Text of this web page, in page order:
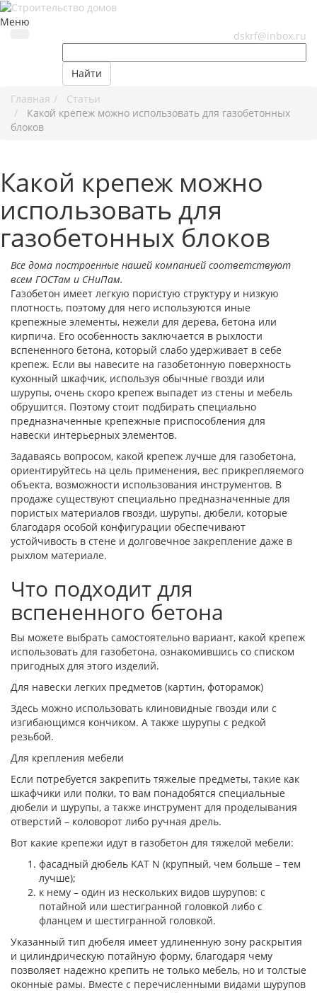
Меню
dskrf@inbox.ru
Найти
Главная
Статьи
Какой крепеж можно использовать для газобетонных
блоков
Какой крепеж можно
использовать для
газобетонных блоков
Все дома построенные нашей компанией соответствуют
всем ГОСТам и СНиПам.
Газобетон имеет легкую пористую структуру и низкую
плотность, поэтому для него используются иные
крепежные элементы, нежели для дерева, бетона или
кирпича. Его особенность заключается в рыхлости
вспененного бетона, который слабо удерживает в себе
крепеж. Если вы навесите на газобетонную поверхность
кухонный шкафчик, используя обычные гвозди или
шурупы, очень скоро крепеж выпадет из стены и мебель
обрушится. Поэтому стоит подбирать специально
предназначенные крепежные приспособления для
навески интерьерных элементов.
Задаваясь вопросом, какой крепеж лучше для газобетона,
ориентируйтесь на цель применения, вес прикрепляемого
объекта, возможности использования инструментов. В
продаже существуют специально предназначенные для
пористых материалов гвозди, шурупы, дюбели, которые
благодаря особой конфигурации обеспечивают
устойчивость в стене и долговечное закрепление даже в
рыхлом материале.
Что подходит для
вспененного бетона
Вы можете выбрать самостоятельно вариант, какой крепеж
использовать для газобетона, ознакомившись со списком
пригодных для этого изделий.
Для навески легких предметов (картин, фоторамок)
Здесь можно использовать клиновидные гвозди или с
изгибающимся кончиком. А также шурупы с редкой
резьбой.
Для крепления мебели
Если потребуется закрепить тяжелые предметы, такие как
шкафчики или полки, то вам понадобятся специальные
дюбели и шурупы, а также инструмент для проделывания
отверстий – коловорот либо ручная дрель.
Вот какие крепежи идут в газобетон для тяжелой мебели:
фасадный дюбель KAT N (крупный, чем больше – тем
лучше);
к нему – один из нескольких видов шурупов: с
потайной или шестигранной головкой либо с
фланцем и шестигранной головкой.
Указанный тип дюбеля имеет удлиненную зону раскрытия
и цилиндрическую потайную форму, благодаря чему
позволяет надежно крепить не только мебель, но и толстые
оконные рамы. Вместе с перечисленными видами шурупов